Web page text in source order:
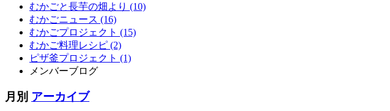
むかごと長芋の畑より (10)
むかごニュース (16)
むかごプロジェクト (15)
むかご料理レシピ (2)
ピザ釜プロジェクト (1)
メンバーブログ
月別 アーカイブ